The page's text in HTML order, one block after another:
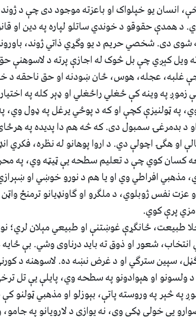
انسان یو خپلواک او باعزته موجود دی چې د
همدې حقوقو د خوندي ساتلو لپاره په دین او
دی. شخصي حریم د یو وګړي ذاتي ژوند،
ویل کېږي چې بل څوک له اجازې پرته د لاسوهنې
غلبه، عجله، هوس، ځان‌ ښودنه او حق ناحقه د
په وینه کې ځغلي راځغلي او ډېر کله په
په ټولنیزې کچې او که د پوځي یرغل په ډول
او د بدمرغۍ سمبول دی. که څه هم دا پدیده په
او هګۍ اچولې دي. د اروا پوهانو له نظره، فکري
کسان کوي چې د تعلیم سطحه یې ټیټه وي، په
مذهبي افراطي وي او یا هم د نورو خوښي او
نفس ژوبلوي، د ملګرو او ګاونډیانو ترمنځ
مزي پرې کوي.
طبیعت، ځانګړې غوښتنې او طبیعي مېلان لري؛
شعور او ذوق ته باید درناوی وشي. بې‌
سپین‌ سترګي او د غرض نښه ده. لاسوهنه د
ولسونو او هېوادونو په سطحه وي، پایلې یې تل
په څېر په وروسته پاتې، بېوزلو او مذهبي ټولنو
یې خولې ډکې وي، نه یوازې د لارویانو په جامو،